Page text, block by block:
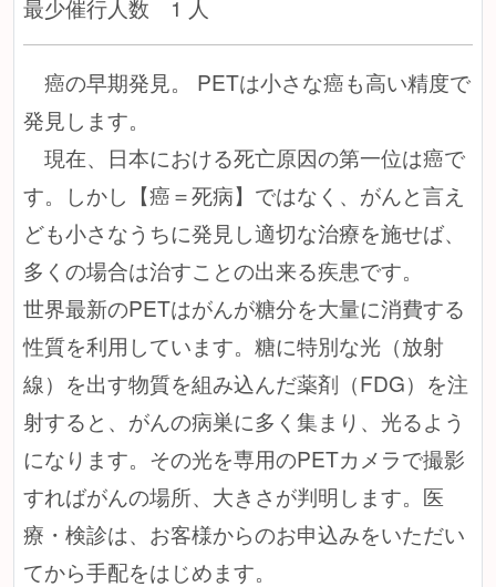
最少催行人数 1 人
癌の早期発見。 PETは小さな癌も高い精度で
発見します。
現在、日本における死亡原因の第一位は癌で
す。しかし【癌＝死病】ではなく、がんと言え
ども小さなうちに発見し適切な治療を施せば、
多くの場合は治すことの出来る疾患です。
世界最新のPETはがんが糖分を大量に消費する
性質を利用しています。糖に特別な光（放射
線）を出す物質を組み込んだ薬剤（FDG）を注
射すると、がんの病巣に多く集まり、光るよう
になります。その光を専用のPETカメラで撮影
すればがんの場所、大きさが判明します。医
療・検診は、お客様からのお申込みをいただい
てから手配をはじめます。